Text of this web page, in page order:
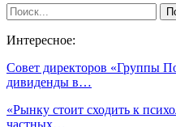
Интересное:
Совет директоров «Группы
дивиденды в…
«Рынку стоит сходить к
частных…